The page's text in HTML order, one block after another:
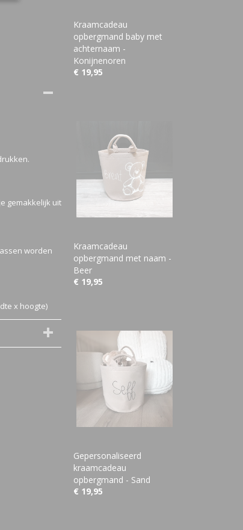
gemakkelijk uit
worden
x hoogte)
Kraamcadeau
opbergmand baby met
achternaam -
Konijnenoren
€ 19,95
Kraamcadeau
opbergmand met naam -
Beer
€ 19,95
Gepersonaliseerd
kraamcadeau
opbergmand - Sand
€ 19,95